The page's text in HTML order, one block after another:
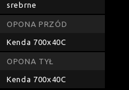
srebrne
OPONA PRZÓD
Kenda 700x40C
OPONA TYŁ
Kenda 700x40C